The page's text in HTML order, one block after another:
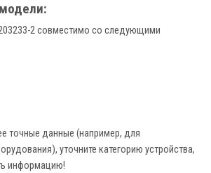
2 совместимо со следующими
точные данные (например, для
уточните категорию устройства,
информацию!